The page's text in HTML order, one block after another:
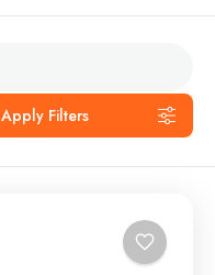
Apply Filters